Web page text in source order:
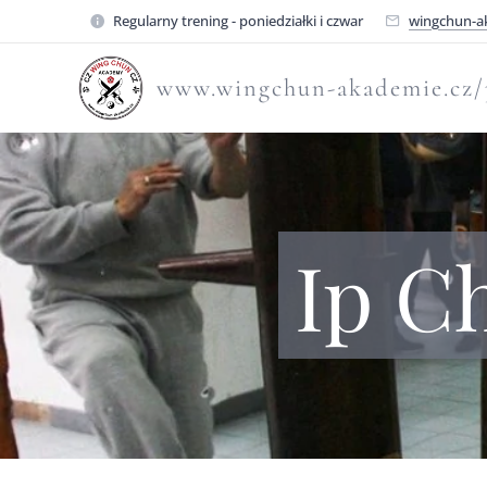
Regularny trening - poniedziałki i czwar wingchun-
www.wingchun-
Ip